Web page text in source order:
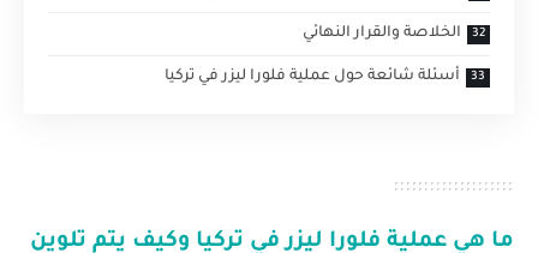
الخلاصة والقرار النهائي
أسئلة شائعة حول عملية فلورا ليزر في تركيا
ما هي عملية فلورا ليزر في تركيا وكيف يتم تلوين